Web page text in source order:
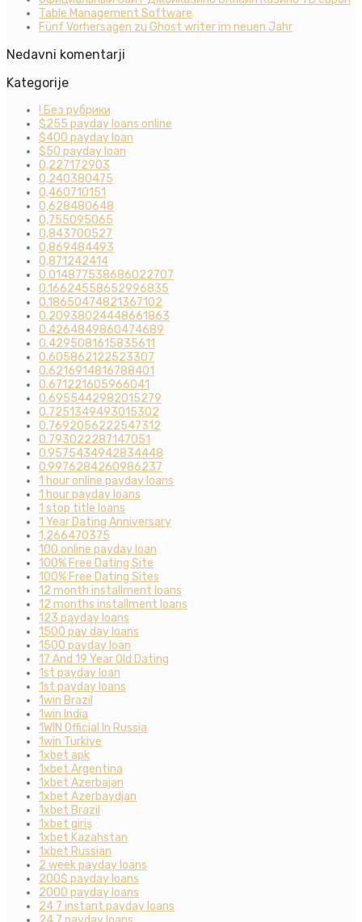
Table Management Software
Fünf Vorhersagen zu Ghost writer im neuen Jahr
Nedavni komentarji
Kategorije
! Без рубрики
$255 payday loans online
$400 payday loan
$50 payday loan
0,227172903
0,240380475
0,460710151
0,628480648
0,755095065
0,843700527
0,869484493
0,871242414
0.014877538686022707
0.16624558652996835
0.18650474821367102
0.20938024448661863
0.4264849860474689
0.4295081615835611
0.605862122523307
0.6216914816788401
0.671221605966041
0.6955442982015279
0.7251349493015302
0.7692056222547312
0.793022287147051
0.9575434942834448
0.9976284260986237
1 hour online payday loans
1 hour payday loans
1 stop title loans
1 Year Dating Anniversary
1,266470375
100 online payday loan
100% Free Dating Site
100% Free Dating Sites
12 month installment loans
12 months installment loans
123 payday loans
1500 pay day loans
1500 payday loan
17 And 19 Year Old Dating
1st payday loan
1st payday loans
1win Brazil
1win India
1WIN Official In Russia
1win Turkiye
1xbet apk
1xbet Argentina
1xbet Azerbajan
1xbet Azerbaydjan
1xbet Brazil
1xbet giriş
1xbet Kazahstan
1xbet Russian
2 week payday loans
200$ payday loans
2000 payday loans
24 7 instant payday loans